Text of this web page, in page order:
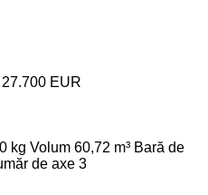
EUR
kg Volum 60,72 m³ Bară de
de axe 3